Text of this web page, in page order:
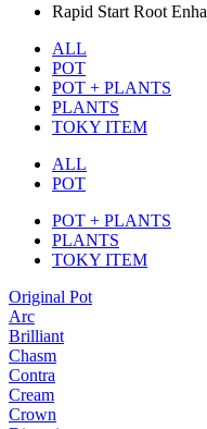
Rapid Start Root
ALL
POT
POT + PLANTS
PLANTS
TOKY ITEM
ALL
POT
POT + PLANTS
PLANTS
TOKY ITEM
Original Pot
Arc
Brilliant
Chasm
Contra
Cream
Crown